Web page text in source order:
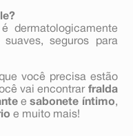
dermatologicamente
seguros para
você precisa estão
vai encontrar fralda
esabonete íntimo,
e muito mais!